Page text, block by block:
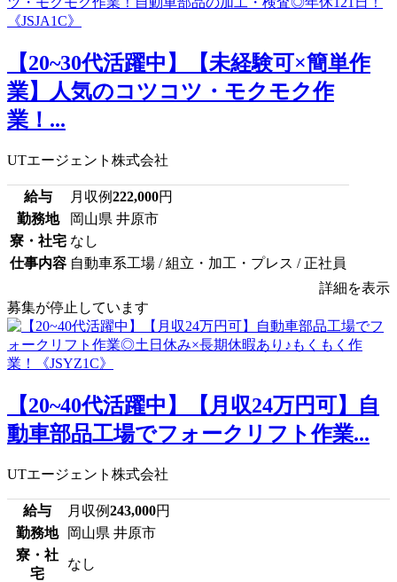
【20~30代活躍中】【未経験可×簡単作
業】人気のコツコツ・モクモク作
業！...
UTエージェント株式会社
給与 月収例222,000円
勤務地
岡山県 井原市
寮・社宅 なし
仕事内容 自動車系工場 / 組立・加工・プレス / 正社員
詳細を表示
募集が停止しています
【20~40代活躍中】【月収24万円可】自
動車部品工場でフォークリフト作業...
UTエージェント株式会社
給与 月収例243,000円
勤務地
岡山県 井原市
寮・社
宅
なし